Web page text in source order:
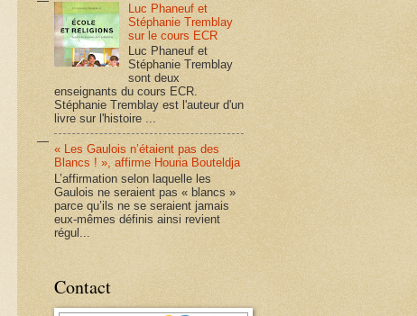
Luc Phaneuf et
Stéphanie Tremblay
sur le cours ECR
Luc Phaneuf et
Stéphanie Tremblay
sont deux
enseignants du cours ECR.
Stéphanie Tremblay est l'auteur d'un
livre sur l'histoire ...
« Les Gaulois n’étaient pas des
Blancs ! », affirme Houria Bouteldja
L’affirmation selon laquelle les
Gaulois ne seraient pas « blancs »
parce qu’ils ne se seraient jamais
eux-mêmes définis ainsi revient
régul...
Contact